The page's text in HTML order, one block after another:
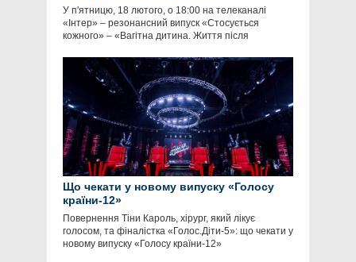
У п'ятницю, 18 лютого, о 18:00 на телеканалі
«Інтер» – резонансний випуск «Стосується
кожного» – «Вагітна дитина. Життя після
Що чекати у новому випуску «Голосу
країни-12»
Повернення Тіни Кароль, хірург, який лікує
голосом, та фіналістка «Голос.Діти-5»: що чекати у
новому випуску «Голосу країни-12»